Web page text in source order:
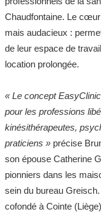
Chaudfontaine. Le
mais audacieux :
de leur espace de
location prolongée.
« Le concept
pour les professions
kinésithérapeutes,
praticiens » précise
son épouse Catherine
pionniers dans les
sein du bureau
cofondé à Cointe